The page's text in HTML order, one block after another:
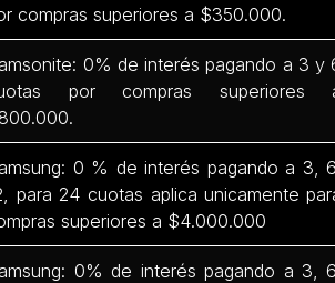
compras superiores a $350.000.
0% de interés pagando a 3 y
por compras superiores
0 % de interés pagando a 3,
para 24 cuotas aplica unicamente
superiores a $4.000.000
0% de interés pagando a 3,